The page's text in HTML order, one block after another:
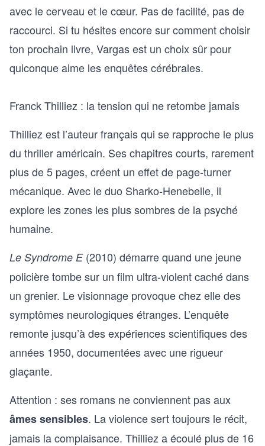
avec le cerveau et le cœur. Pas de facilité, pas de
raccourci. Si tu hésites encore surcomment choisir
ton prochain livre, Vargas est un choix sûr pour
quiconque aime les enquêtes cérébrales.
Franck Thilliez : la tension qui ne retombe jamais
Thilliez est l’auteur français qui se rapproche le plus
du thriller américain. Ses chapitres courts, rarement
plus de 5 pages, créent un effet de page-turner
mécanique. Avec le duo Sharko-Henebelle, il
explore les zones les plus sombres de la psyché
humaine.
Le Syndrome E(2010) démarre quand une jeune
policière tombe sur un film ultra-violent caché dans
un grenier. Le visionnage provoque chez elle des
symptômes neurologiques étranges. L’enquête
remonte jusqu’à des expériences scientifiques des
années 1950, documentées avec une rigueur
glaçante.
Attention : ses romans ne conviennent pas aux
âmes sensibles. La violence sert toujours le récit,
jamais la complaisance. Thilliez a écoulé plus de 16